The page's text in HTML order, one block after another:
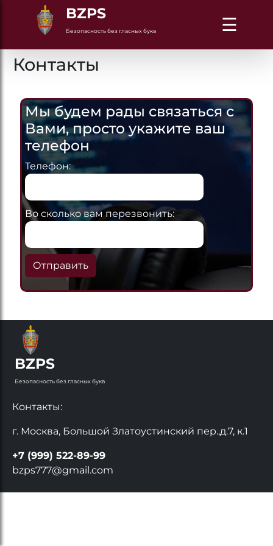
BZPS
Безопасность без гласных букв ☰
Контакты
Мы будем рады связаться с
Вами, просто укажите ваш
телефон
Телефон:
Во сколько вам перезвонить:
Отправить
BZPS
Безопасность без гласных букв
Контакты:
г. Москва, Большой Златоустинский пер.,д.7, к.1
+7 (999) 522-89-99
bzps777@gmail.com